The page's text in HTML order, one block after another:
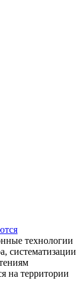
технологии
систематизации
на территории